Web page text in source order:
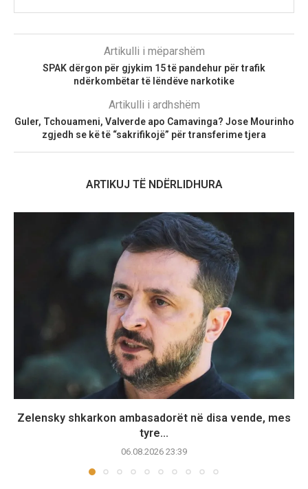
Artikulli i mëparshëm
SPAK dërgon për gjykim 15 të pandehur për trafik
ndërkombëtar të lëndëve narkotike
Artikulli i ardhshëm
Guler, Tchouameni, Valverde apo Camavinga? Jose Mourinho
zgjedh se kë të “sakrifikojë” për transferime tjera​
ARTIKUJ TË NDËRLIDHURA
Zelensky shkarkon ambasadorët në disa vende, mes
tyre...
06.08.2026 23:39